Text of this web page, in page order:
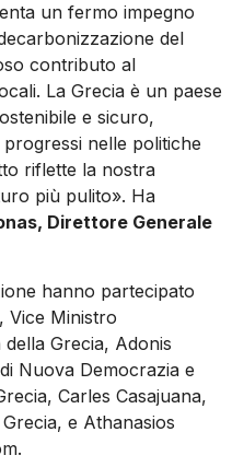
un fermo impegno
del
contributo al
La Grecia è un paese
e sicuro,
nelle politiche
riflette la nostra
più pulito». Ha
Direttore Generale
hanno partecipato
Vice Ministro
della Grecia, Adonis
Nuova Democrazia e
Carles Casajuana,
e Athanasios